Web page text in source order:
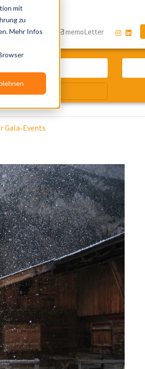
mit
zu
Mehr Infos
Gala-Events
Blog memoLetter